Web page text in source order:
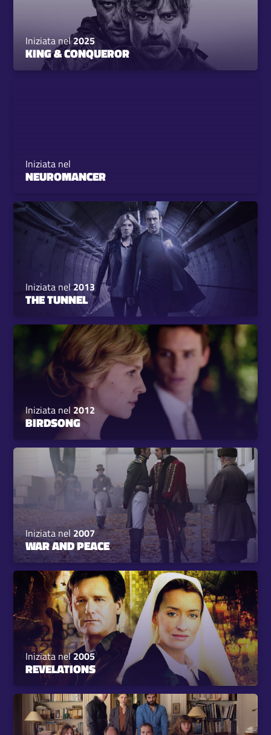
Iniziata nel2025
KING & CONQUEROR
Iniziata nel
NEUROMANCER
Iniziata nel2013
THE TUNNEL
Iniziata nel 2012
BIRDSONG
Iniziata nel2007
WAR AND PEACE
Iniziata nel2005
REVELATIONS